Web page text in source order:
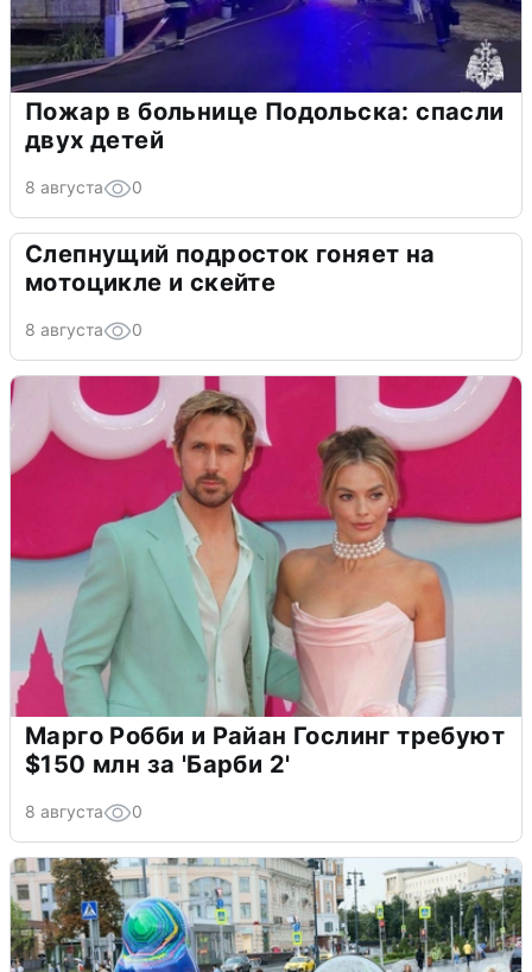
Пожар в больнице Подольска: спасли
двух детей
8 августа 0
Слепнущий подросток гоняет на
мотоцикле и скейте
8 августа 0
Марго Робби и Райан Гослинг требуют
$150 млн за 'Барби 2'
8 августа 0